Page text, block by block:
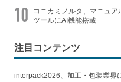
コニカミノルタ、マニュ
ツールにAI機能搭載
注目コンテンツ
interpack2026、加工・包装業界